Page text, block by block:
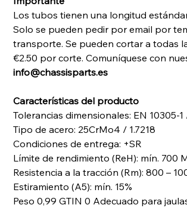
Los tubos tienen una longitud
Solo se pueden pedir por email por
transporte. Se pueden cortar a todas
€2.50 por corte. Comuníquese con
info@chassisparts.es
Características del producto
Tolerancias dimensionales: EN 10305-
Tipo de acero: 25CrMo4 / 1.7218
Condiciones de entrega: +SR
Límite de rendimiento (ReH): mín. 700
Resistencia a la tracción (Rm): 800 –
Estiramiento (A5): mín. 15%
Peso 0,99 GTIN 0 Adecuado para